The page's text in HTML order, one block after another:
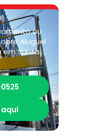
ou
Aluguel
em Santa